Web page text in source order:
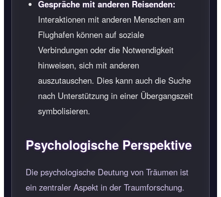
Gespräche mit anderen Reisenden:
Interaktionen mit anderen Menschen am
Flughafen können auf soziale
Verbindungen oder die Notwendigkeit
hinweisen, sich mit anderen
auszutauschen. Dies kann auch die Suche
nach Unterstützung in einer Übergangszeit
symbolisieren.
Psychologische Perspektive
Die psychologische Deutung von Träumen ist
ein zentraler Aspekt in der Traumforschung.